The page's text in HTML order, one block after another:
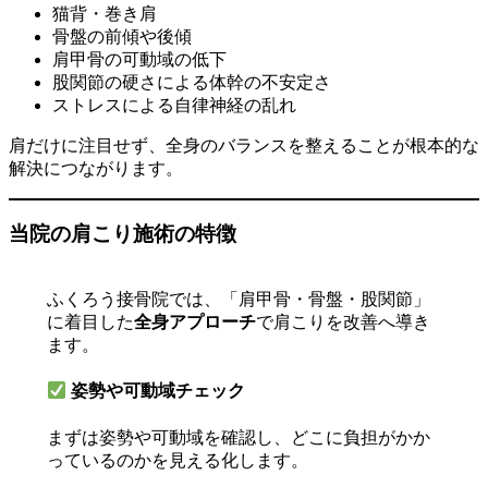
猫背・巻き肩
骨盤の前傾や後傾
肩甲骨の可動域の低下
股関節の硬さによる体幹の不安定さ
ストレスによる自律神経の乱れ
肩だけに注目せず、全身のバランスを整えることが根本的な
解決につながります。
当院の肩こり施術の特徴
ふくろう接骨院では、「肩甲骨・骨盤・股関節」
に着目した全身アプローチで肩こりを改善へ導き
ます。
姿勢や可動域チェック
まずは姿勢や可動域を確認し、どこに負担がかか
っているのかを見える化します。